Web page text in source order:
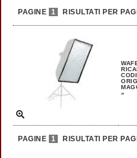
PAGINE 1 RISULTATI PER
»
PAGINE 1 RISULTATI PER